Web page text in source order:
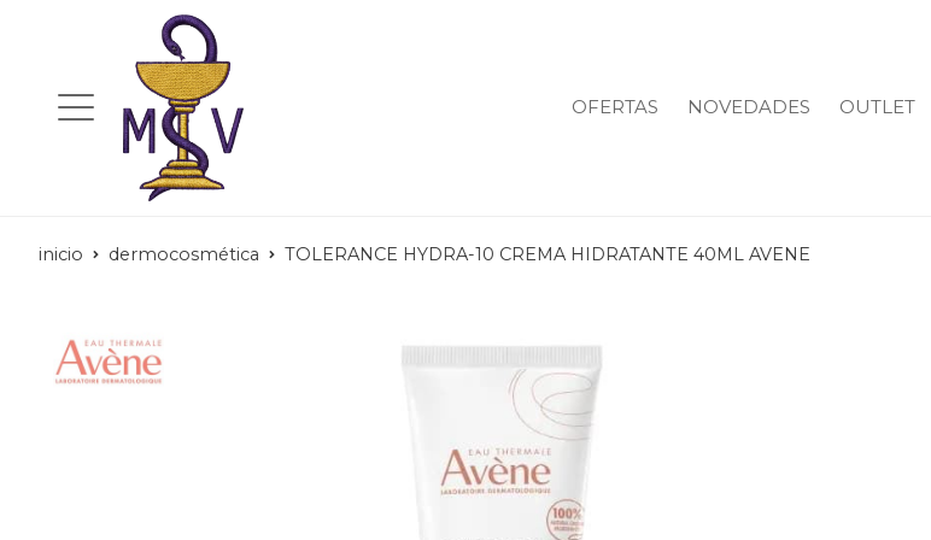
OFERTAS NOVEDADES OUTLET
inicio dermocosmética TOLERANCE HYDRA-10 CREMA HIDRATANTE 40ML AVENE